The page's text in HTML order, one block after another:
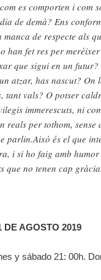
es comporten i com
de demà? Ens
manca de respecte als
han fet res per
que sigui en un
atzar, has nascut? On
tant vals? O potser
immerescuts, ni
reals per tothom, sense
parlin.Això és el que
i si ho faig amb
que no tenen cap
DE AGOSTO 2019
y sábado 21: 00h.